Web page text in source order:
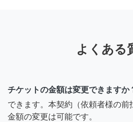
男性です
う〜ま
よくある
チケットの金額は変更できますか
できます。本契約（依頼者様の前
金額の変更は可能です。